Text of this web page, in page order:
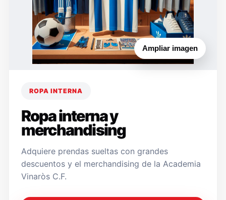
Ampliar imagen
ROPA INTERNA
Ropa interna y
merchandising
Adquiere prendas sueltas con grandes
descuentos y el merchandising de la Academia
Vinaròs C.F.